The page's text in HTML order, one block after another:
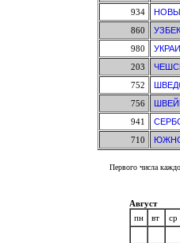
934
860
980
203
752
756
941
710
Первого числа
Август
пн
вт ср